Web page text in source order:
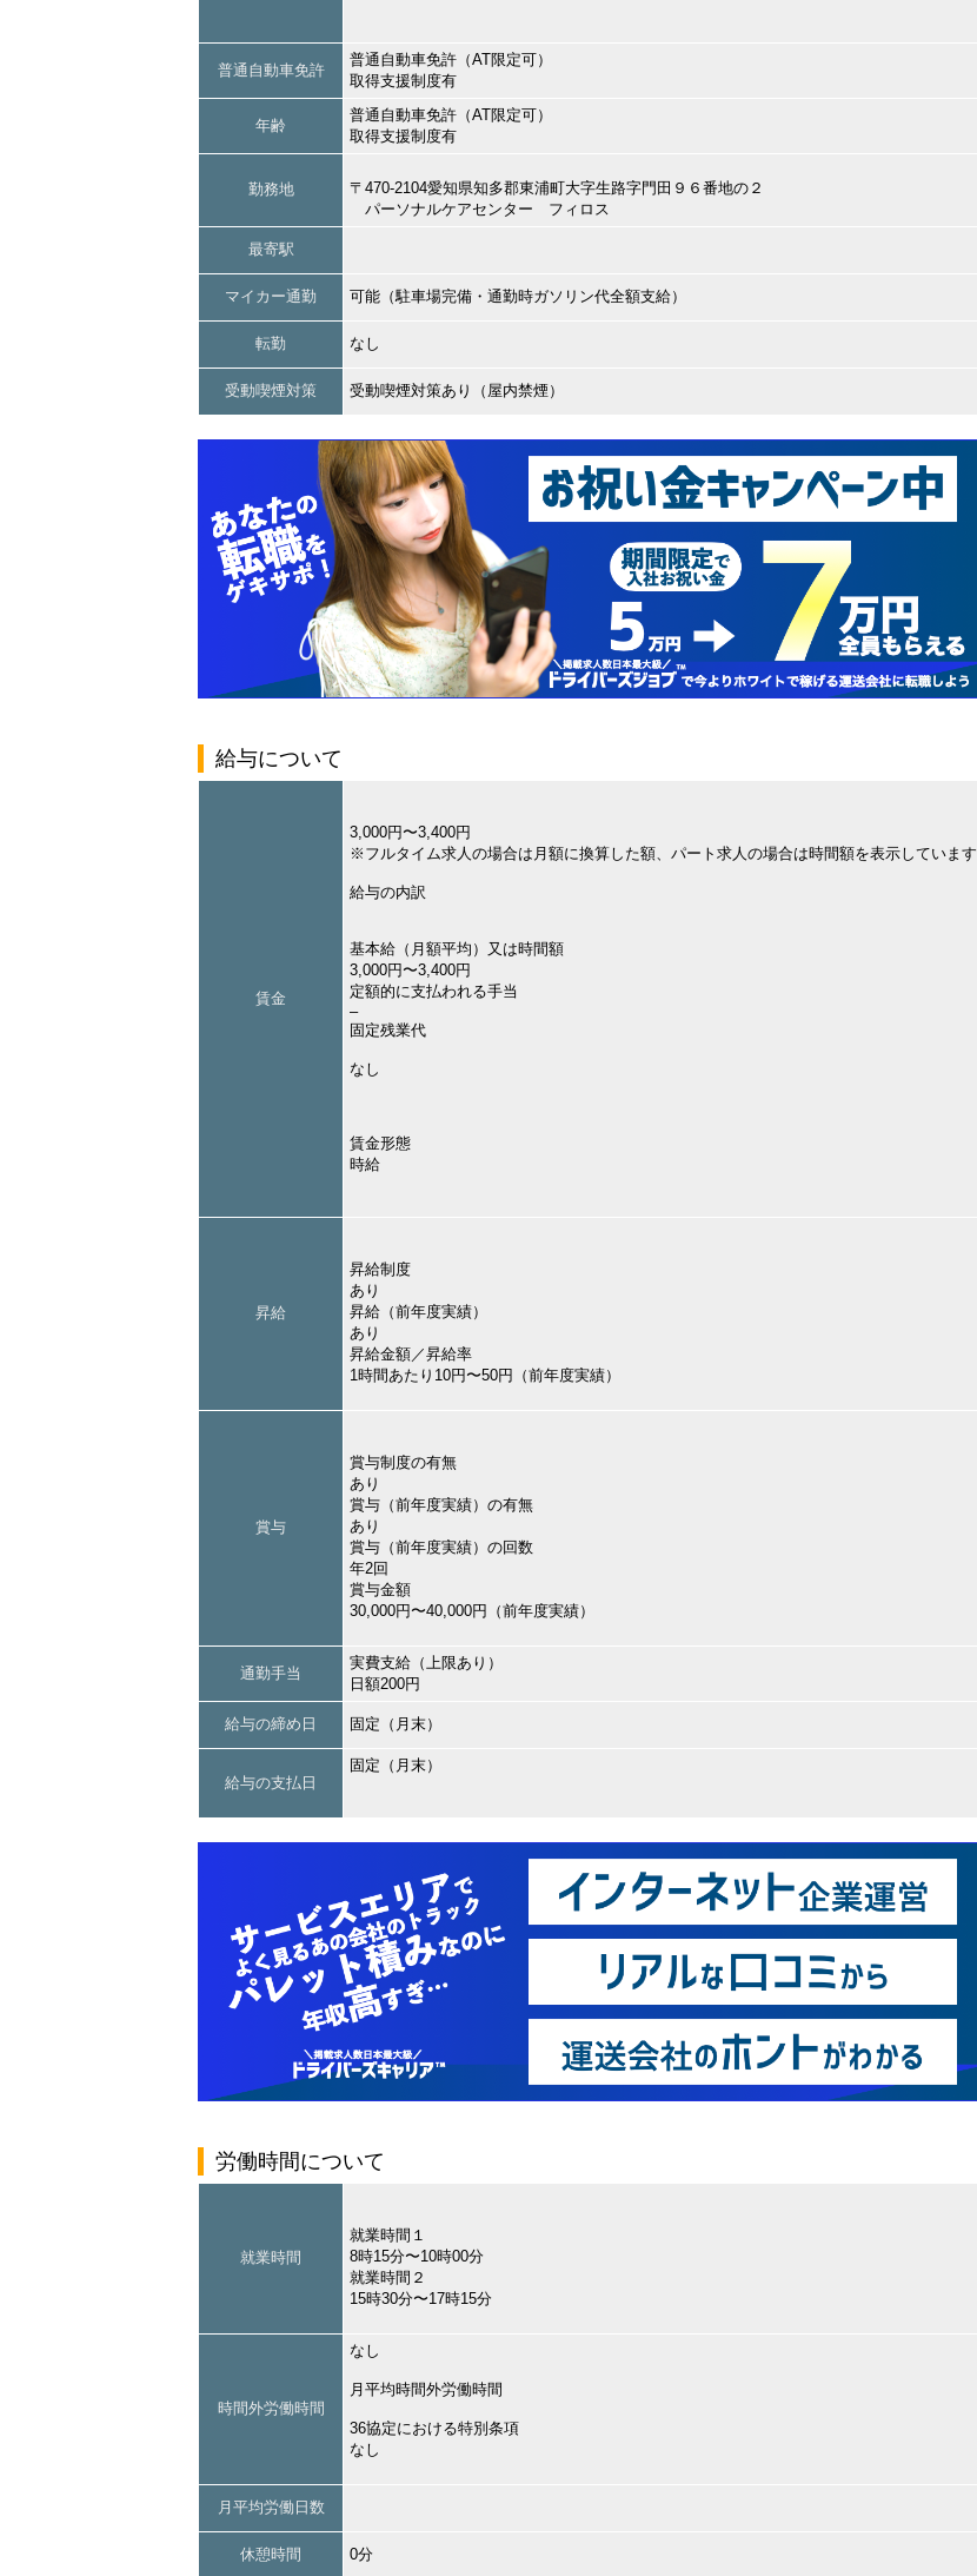
普通自動車免許
普通自動車免許（AT限定可）
取得支援制度有
年齢
普通自動車免許（AT限定可）
取得支援制度有
勤務地
〒470-2104愛知県知多郡東浦町大字生路字門田９６番地の２
パーソナルケアセンター フィロス
最寄駅
マイカー通勤 可能（駐車場完備・通勤時ガソリン代全額支給）
転勤 なし
受動喫煙対策 受動喫煙対策あり（屋内禁煙）
給与について
賃金
3,000円〜3,400円
※フルタイム求人の場合は月額に換算した額、パート求人の場合は時間額を表示しています
給与の内訳
基本給（月額平均）又は時間額
3,000円〜3,400円
定額的に支払われる手当
–
固定残業代
なし
賃金形態
時給
昇給
昇給制度
あり
昇給（前年度実績）
あり
昇給金額／昇給率
1時間あたり10円〜50円（前年度実績）
賞与
賞与制度の有無
あり
賞与（前年度実績）の有無
あり
賞与（前年度実績）の回数
年2回
賞与金額
30,000円〜40,000円（前年度実績）
通勤手当
実費支給（上限あり）
日額200円
給与の締め日 固定（月末）
給与の支払日
固定（月末）
労働時間について
就業時間
就業時間１
8時15分〜10時00分
就業時間２
15時30分〜17時15分
時間外労働時間
なし
月平均時間外労働時間
36協定における特別条項
なし
月平均労働日数
休憩時間 0分